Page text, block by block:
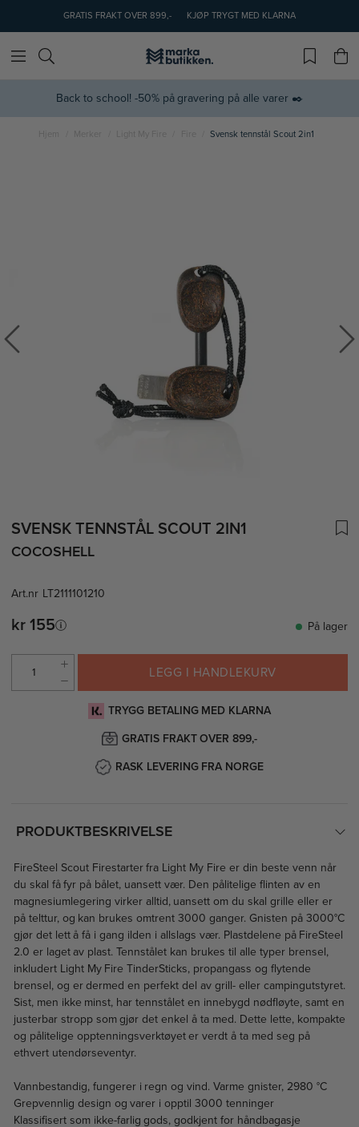
GRATIS FRAKT OVER 899,- KJØP TRYGT MED KLARNA
Back to school! -50% på gravering på alle varer ✒️
Hjem Merker Light My Fire Fire Svensk tennstål Scout 2in1
SVENSK TENNSTÅL SCOUT 2IN1
COCOSHELL
Art.nr LT2111101210
kr 155 På lager
LEGG I HANDLEKURV
TRYGG BETALING MED KLARNA
GRATIS FRAKT OVER 899,-
RASK LEVERING FRA NORGE
PRODUKTBESKRIVELSE
FireSteel Scout Firestarter fra Light My Fire er din beste venn når
du skal få fyr på bålet, uansett vær. Den pålitelige flinten av en
magnesiumlegering virker alltid, uansett om du skal grille eller er
på telttur, og kan brukes omtrent 3000 ganger. Gnisten på 3000°C
gjør det lett å få i gang ilden i allslags vær. Plastdelene på FireSteel
2.0 er laget av plast. Tennstålet kan brukes til alle typer brensel,
inkludert Light My Fire TinderSticks, propangass og flytende
brensel, og er dermed en perfekt del av grill- eller campingutstyret.
Sist, men ikke minst, har tennstålet en innebygd nødfløyte, samt en
justerbar stropp som gjør det enkel å ta med. Dette lette, kompakte
og pålitelige opptenningsverktøyet er verdt å ta med seg på
ethvert utendørseventyr.
Vannbestandig, fungerer i regn og vind. Varme gnister, 2980 °C
Grepvennlig design og varer i opptil 3000 tenninger
Klassifisert som ikke-farlig gods, godkjent for håndbagasje